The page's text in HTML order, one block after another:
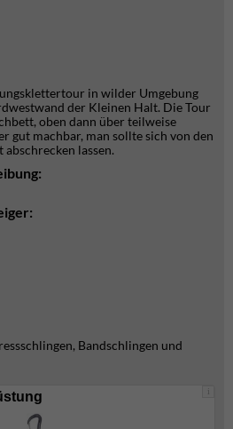
in wilder Umgebung
der Kleinen Halt. Die Tour
oben dann über teilweise
gut machbar, man sollte sich von den
lassen.
Bandschlingen und
i